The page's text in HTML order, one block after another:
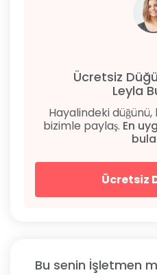
Ücretsiz
Leyla
Hayalindeki
bizimle paylaş. En
Ücretsiz
Bu senin İşletmen